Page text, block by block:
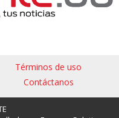
Términos de uso
Contáctanos